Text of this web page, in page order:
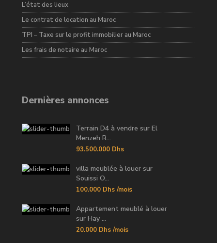
L’état des lieux
Le contrat de location au Maroc
TPI – Taxe sur le profit immobilier au Maroc
Les frais de notaire au Maroc
Dernières annonces
Terrain D4 à vendre sur El
Menzeh R...
93.500.000 Dhs
villa meublée à louer sur
Souissi O...
100.000 Dhs /mois
Appartement meublé à louer
sur Hay ...
20.000 Dhs /mois